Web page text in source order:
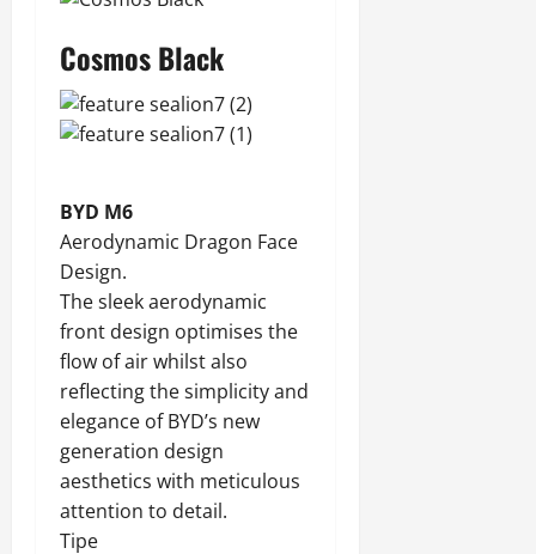
Cosmos Black
BYD M6
Aerodynamic Dragon Face
Design.
The sleek aerodynamic
front design optimises the
flow of air whilst also
reflecting the simplicity and
elegance of BYD’s new
generation design
aesthetics with meticulous
attention to detail.
Tipe